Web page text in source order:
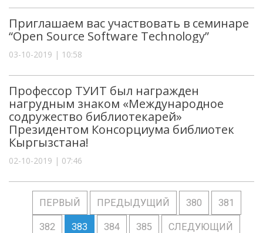
Приглашаем вас участвовать в семинаре
“Open Source Software Technology”
03-10-2019 | 10:58
Профессор ТУИТ был награжден
нагрудным знаком «Международное
содружество библиотекарей»
Президентом Консорциума библиотек
Кыргызстана!
02-10-2019 | 07:46
ПЕРВЫЙ ПРЕДЫДУЩИЙ 380 381
382 383 384 385 СЛЕДУЮЩИЙ